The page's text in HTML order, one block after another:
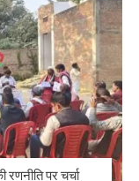
रणनीति पर चर्चा